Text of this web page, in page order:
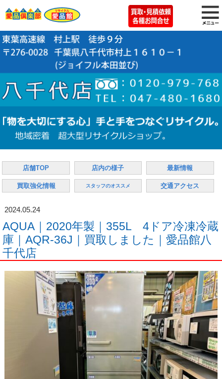
店舗TOP 店内の様子 最新情報
買取強化情報 スタッフのオススメ 交通アクセス
2024.05.24
AQUA｜2020年製｜355L 4ドア冷凍冷蔵
庫｜AQR-36J｜買取しました｜愛品館八
千代店